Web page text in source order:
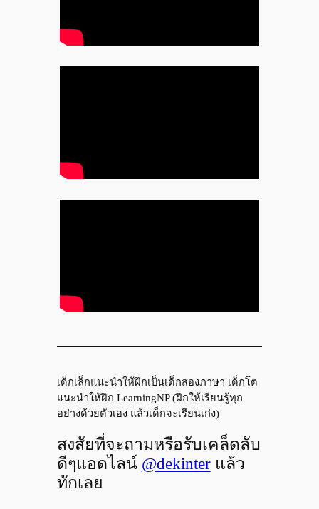
เด็กเล็กแนะนำให้ฝึกเป็นเด็กสองภาษา เด็กโต
แนะนำให้ฝึก LearningNP (ฝึกให้เรียนรู้ทุก
อย่างด้วยตัวเอง แล้วเด็กจะเรียนเก่ง)
สงสัยที่จะถามหรือรับเคล็ดลับ
ดีๆแอดไลน์ @dekinterแล้ว
ทักเลย